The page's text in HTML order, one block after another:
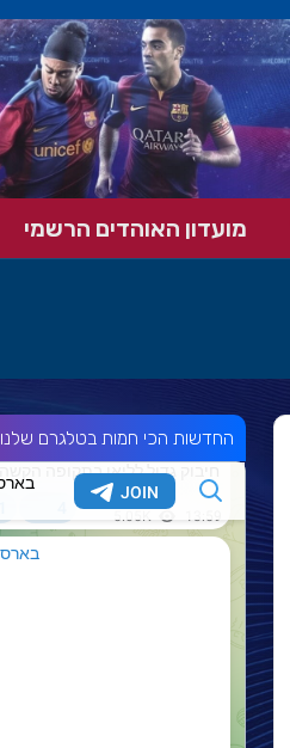
מועדון האוהדים הרשמי
החדשות הכי חמות בטלגרם שלנו